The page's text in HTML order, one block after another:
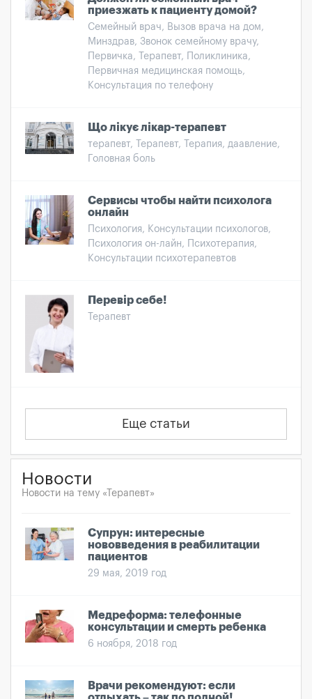
приезжать к пациенту домой?
Семейный врач, Вызов врача на дом,
Минздрав, Звонок семейному врачу,
Первичка, Терапевт, Поликлиника,
Первичная медицинская помощь,
Консультация по телефону
Що лікує лікар-терапевт
терапевт, Терапевт, Терапия, даавление,
Головная боль
Сервисы чтобы найти психолога
онлайн
Психология, Консультации психологов,
Психология он-лайн, Психотерапия,
Консультации психотерапевтов
Перевір себе!
Терапевт
Еще статьи
Новости
Новости на тему «Терапевт»
Супрун: интересные
нововведения в реабилитации
пациентов
29 мая, 2019 год
Медреформа: телефонные
консультации и смерть ребенка
6 ноября, 2018 год
Врачи рекомендуют: если